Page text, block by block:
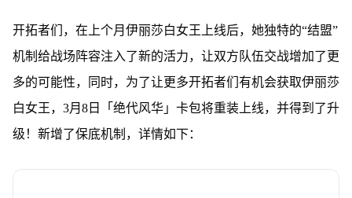
开拓者们，在上个月伊丽莎白女王上线后，她独特的“结盟”
机制给战场阵容注入了新的活力，让双方队伍交战增加了更
多的可能性，同时，为了让更多开拓者们有机会获取伊丽莎
白女王，3月8日「绝代风华」卡包将重装上线，并得到了升
级！新增了保底机制，详情如下：